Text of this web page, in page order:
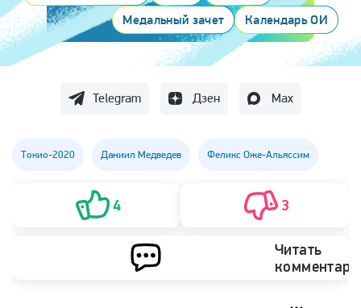
Медальный зачет
Календарь ОИ
Telegram Дзен Max
Токио-2020 Даниил Медведев Феликс Оже-Альяссим
4 3
Читать